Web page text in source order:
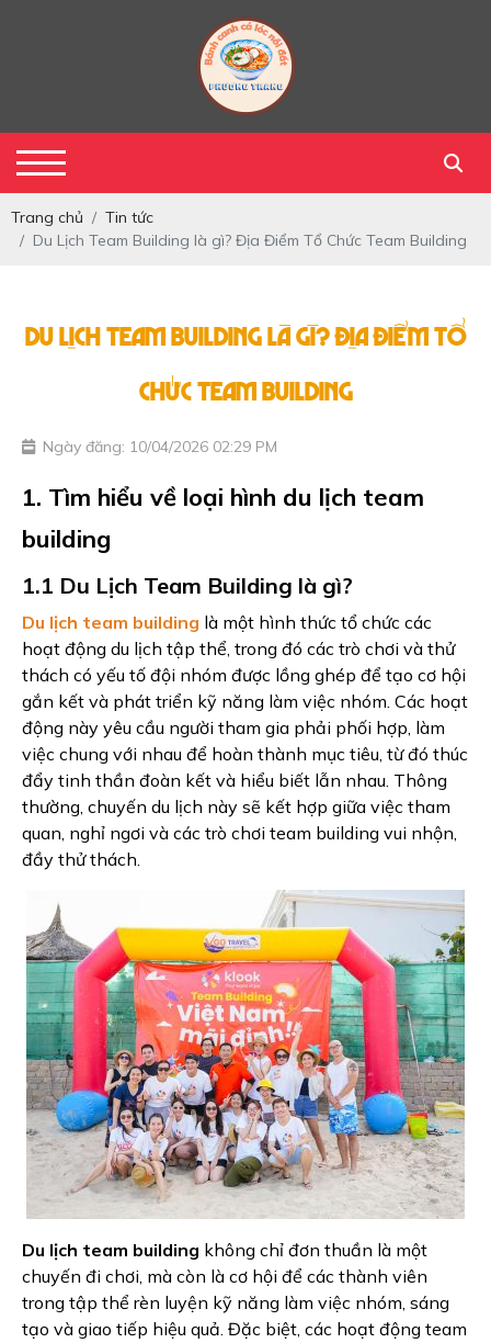
Trang chủ
Tin tức
Du Lịch Team Building là gì? Địa Điểm Tổ Chức Team Building
Du Lịch Team Building là gì? Địa Điểm Tổ
Chức Team Building
Ngày đăng: 10/04/2026 02:29 PM
1. Tìm hiểu về loại hình du lịch team
building
1.1 Du Lịch Team Building là gì?
Du lịch team building là một hình thức tổ chức các
hoạt động du lịch tập thể, trong đó các trò chơi và thử
thách có yếu tố đội nhóm được lồng ghép để tạo cơ hội
gắn kết và phát triển kỹ năng làm việc nhóm. Các hoạt
động này yêu cầu người tham gia phải phối hợp, làm
việc chung với nhau để hoàn thành mục tiêu, từ đó thúc
đẩy tinh thần đoàn kết và hiểu biết lẫn nhau. Thông
thường, chuyến du lịch này sẽ kết hợp giữa việc tham
quan, nghỉ ngơi và các trò chơi team building vui nhộn,
đầy thử thách.
Du lịch team building không chỉ đơn thuần là một
chuyến đi chơi, mà còn là cơ hội để các thành viên
trong tập thể rèn luyện kỹ năng làm việc nhóm, sáng
tạo và giao tiếp hiệu quả. Đặc biệt, các hoạt động team